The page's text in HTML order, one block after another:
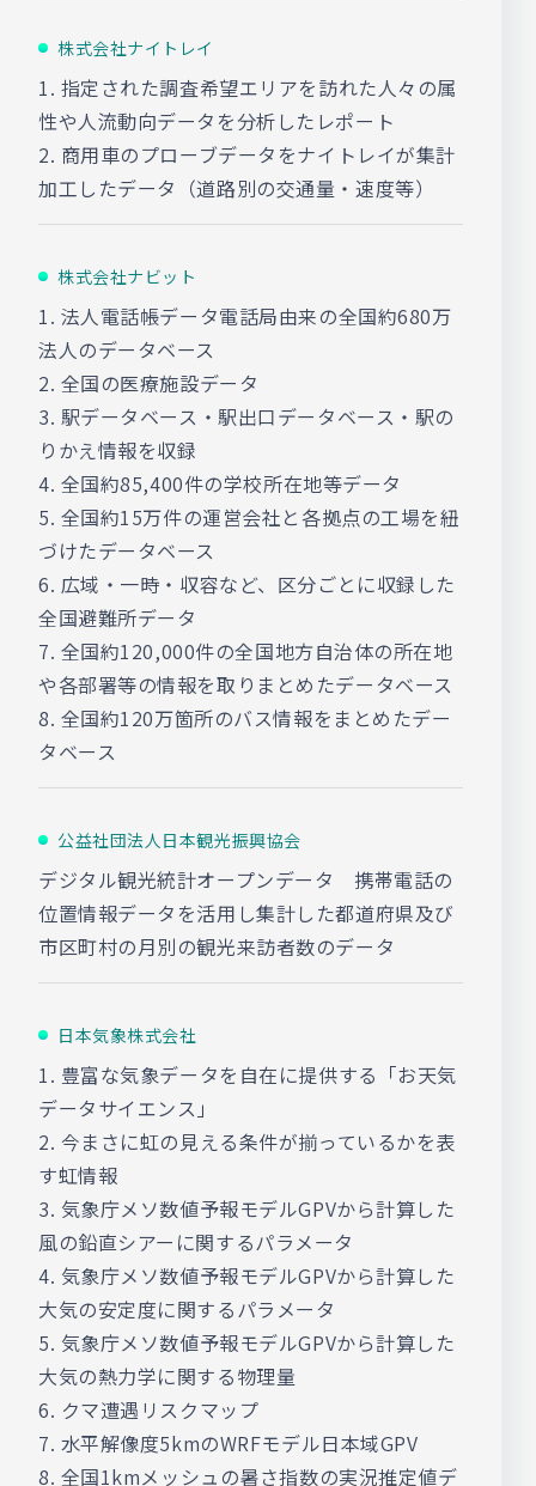
株式会社ナイトレイ
1. 指定された調査希望エリアを訪れた人々の属
性や人流動向データを分析したレポート
2. 商用車のプローブデータをナイトレイが集計
加工したデータ（道路別の交通量・速度等）
株式会社ナビット
1. 法人電話帳データ電話局由来の全国約680万
法人のデータベース
2. 全国の医療施設データ
3. 駅データベース・駅出口データベース・駅の
りかえ情報を収録
4. 全国約85,400件の学校所在地等データ
5. 全国約15万件の運営会社と各拠点の工場を紐
づけたデータベース
6. 広域・一時・収容など、区分ごとに収録した
全国避難所データ
7. 全国約120,000件の全国地方自治体の所在地
や各部署等の情報を取りまとめたデータベース
8. 全国約120万箇所のバス情報をまとめたデー
タベース
公益社団法人日本観光振興協会
デジタル観光統計オープンデータ 携帯電話の
位置情報データを活用し集計した都道府県及び
市区町村の月別の観光来訪者数のデータ
日本気象株式会社
1. 豊富な気象データを自在に提供する「お天気
データサイエンス」
2. 今まさに虹の見える条件が揃っているかを表
す虹情報
3. 気象庁メソ数値予報モデルGPVから計算した
風の鉛直シアーに関するパラメータ
4. 気象庁メソ数値予報モデルGPVから計算した
大気の安定度に関するパラメータ
5. 気象庁メソ数値予報モデルGPVから計算した
大気の熱力学に関する物理量
6. クマ遭遇リスクマップ
7. 水平解像度5kmのWRFモデル日本域GPV
8. 全国1kmメッシュの暑さ指数の実況推定値デ